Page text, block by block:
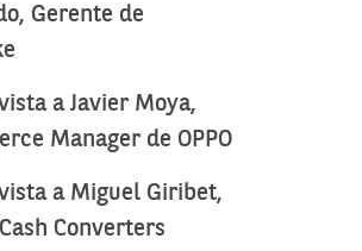
Gerente de
a Javier Moya,
Manager de OPPO
a Miguel Giribet,
Converters